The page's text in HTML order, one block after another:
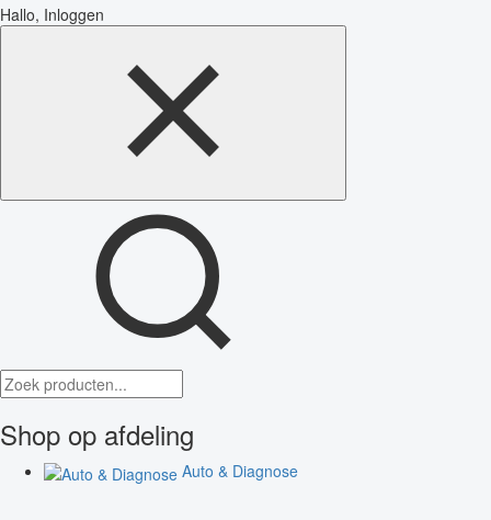
Hallo, Inloggen
Shop op afdeling
Auto & Diagnose